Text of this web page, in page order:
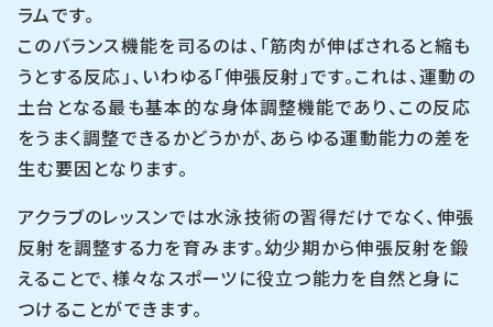
ラムです。
このバランス機能を司るのは、「筋肉が伸ばされると縮も
うとする反応」、いわゆる「伸張反射」です。これは、運動の
土台となる最も基本的な身体調整機能であり、この反応
をうまく調整できるかどうかが、あらゆる運動能力の差を
生む要因となります。
アクラブのレッスンでは水泳技術の習得だけでなく、伸張
反射を調整する力を育みます。幼少期から伸張反射を鍛
えることで、様々なスポーツに役立つ能力を自然と身に
つけることができます。